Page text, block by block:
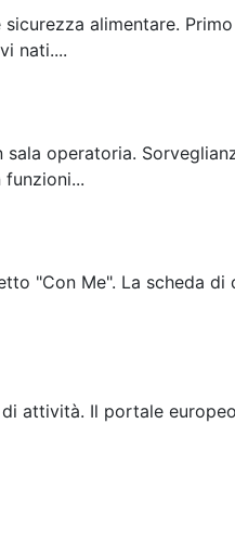
alimentare.
nati....
operatoria.
"Con Me". La scheda di
attività. Il portale